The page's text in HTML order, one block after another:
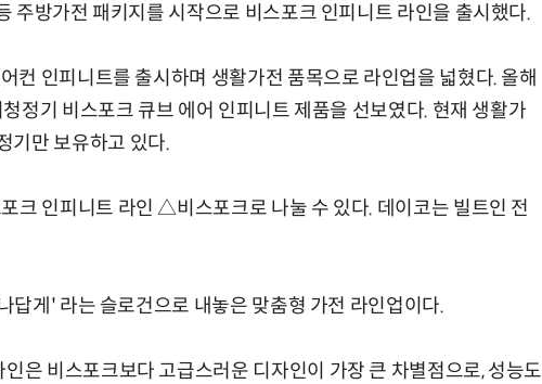
주방가전 패키지를 시작으로 비스포크 인피니트 라인을 출시했다.
컨 인피니트를 출시하며 생활가전 품목으로 라인업을 넓혔다. 올해
정기 비스포크 큐브 에어 인피니트 제품을 선보였다. 현재 생활가
기만 보유하고 있다.
인피니트 라인 △비스포크로 나눌 수 있다. 데이코는 빌트인 전
게' 라는 슬로건으로 내놓은 맞춤형 가전 라인업이다.
은 비스포크보다 고급스러운 디자인이 가장 큰 차별점으로, 성능도